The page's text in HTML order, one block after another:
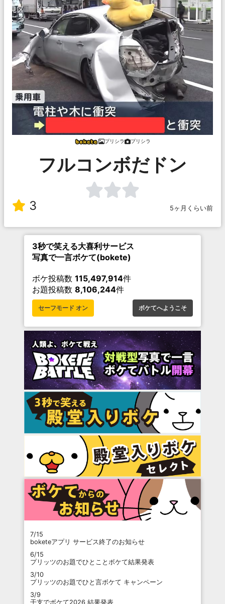
プリシラ プリシラ
フルコンボだドン
3 5ヶ月くらい前
3秒で笑える大喜利サービス
写真で一言ボケて(bokete)
ボケ投稿数 115,497,914件
お題投稿数 8,106,244件
セーフモード オン ボケてへようこそ
7/15
boketeアプリ サービス終了のお知らせ
6/15
プリッツのお題でひとことボケて結果発表
3/10
プリッツのお題でひと言ボケて キャンペーン
3/9
干支でボケて2026 結果発表